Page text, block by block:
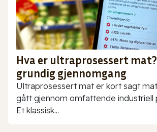
Hva er ultraprosessert
grundig gjennomgang
Ultraprosessert mat er kort sagt
gått gjennom omfattende industriell
Et klassisk...